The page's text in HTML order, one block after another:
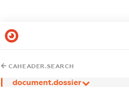
CAHEADER.SEARCH
document.dossier